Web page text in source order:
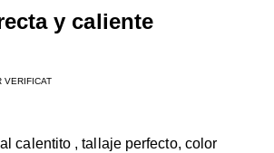
y caliente
VERIFICAT
calentito , tallaje perfecto, color